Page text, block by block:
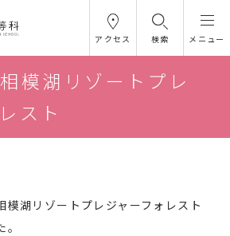
アクセス 検索 メニュー
模湖リゾートプレ
スト
模湖リゾートプレジャーフォレスト